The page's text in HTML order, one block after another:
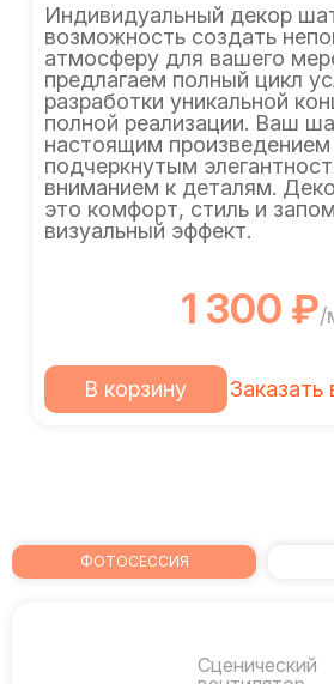
Индивидуальный декор
возможность создать
атмосферу для вашего
предлагаем полный цикл
разработки уникальной
полной реализации. Ваш
настоящим произведением
подчеркнутым
вниманием к деталям.
это комфорт, стиль и
визуальный эффект.
1 300 ₽/
В корзину Заказать
ФОТОСЕССИЯ
Сценический